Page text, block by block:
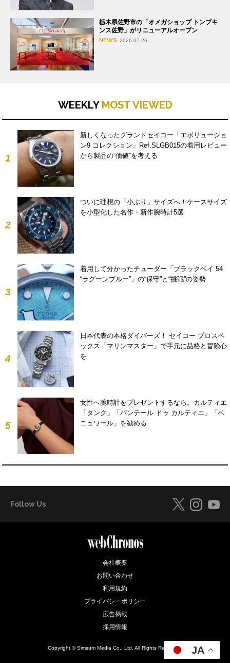
栃木県佐野市の「オメガショップ トンプキ
ンス佐野」がリニューアルオープン
NEWS 2026.07.26
WEEKLY MOST VIEWED
1
新しくなったグランドセイコー「エボリューショ
ン9 コレクション」Ref.SLGB015の着用レビュー
から製品の“価値”を考える
2
ついに理想の「小ぶり」サイズへ！ケースサイズ
を小型化した名作・新作腕時計5選
3
着用して分かったチューダー「ブラックベイ 54
“ラグーンブルー”」の“保守”と“挑戦”の姿勢
4
日本代表の本格ダイバーズ！ セイコー プロスペ
ックス「マリンマスター」で手元に品格と冒険心
を
5
女性へ腕時計をプレゼントするなら。カルティエ
「タンク」「パンテール ドゥ カルティエ」「ベ
ニュワール」を勧める
Follow Us
会社概要
お問い合わせ
利用規約
プライバシーポリシー
広告掲載
採用情報
Copyright © Simsum Media Co., Ltd. All Rights Reserved. JA